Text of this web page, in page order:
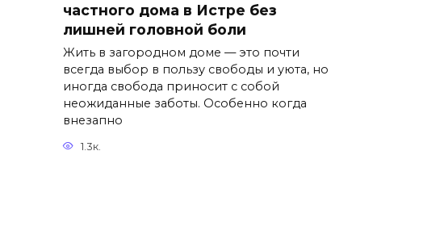
частного дома в Истре без
лишней головной боли
Жить в загородном доме — это почти
всегда выбор в пользу свободы и уюта, но
иногда свобода приносит с собой
неожиданные заботы. Особенно когда
внезапно
1.3к.